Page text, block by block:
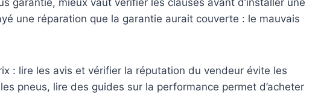
garantie, mieux vaut vérifier les clauses avant d’installer une
une réparation que la garantie aurait couverte : le mauvais
: lire les avis et vérifier la réputation du vendeur évite les
pneus, lire des guides sur la performance permet d’acheter